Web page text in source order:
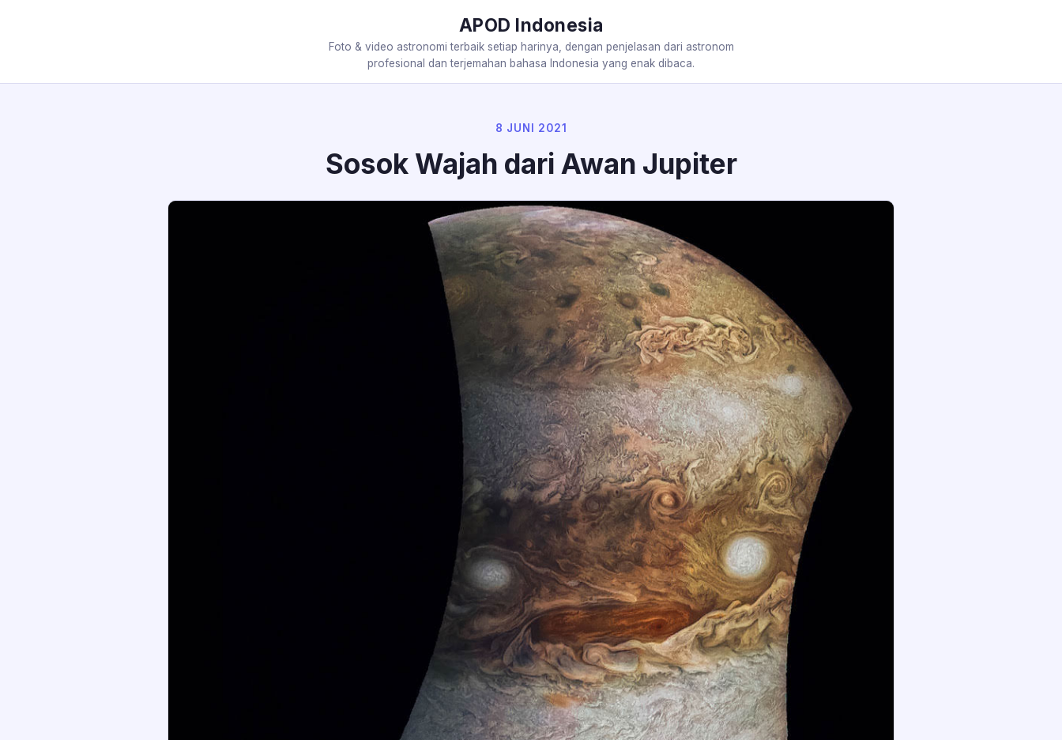
APOD Indonesia
Foto & video astronomi terbaik setiap harinya, dengan penjelasan dari astronom
profesional dan terjemahan bahasa Indonesia yang enak dibaca.
8 JUNI 2021
Sosok Wajah dari Awan Jupiter